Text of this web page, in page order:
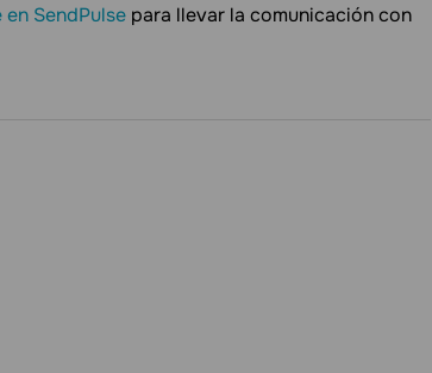
SendPulse para llevar la comunicación con